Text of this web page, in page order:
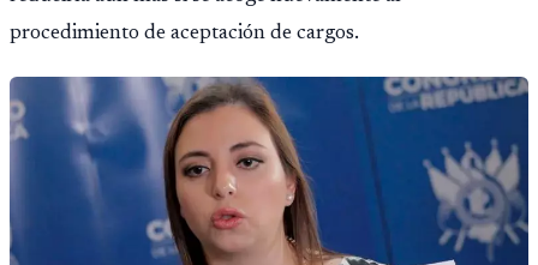
procedimiento de aceptación de cargos.